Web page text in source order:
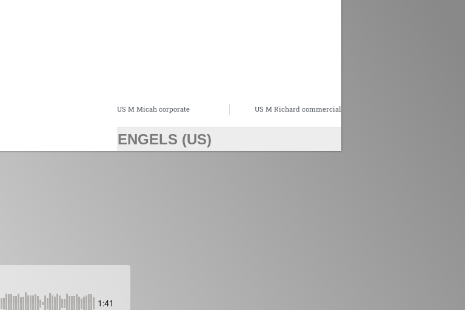
US M Micah corporate US M Richard commercial
ENGELS (US)
1:41